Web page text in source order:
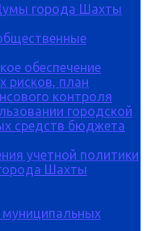
города Шахты
обеспечение
рисков, план
контроля
городской
средств бюджета
учетной политики
Шахты